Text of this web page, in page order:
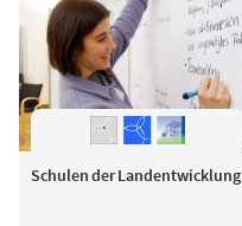
Schulen der Landentwicklung